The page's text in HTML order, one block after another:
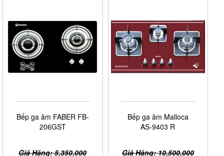
Bếp ga âm FABER FB-
206GST
Giá Hãng: 5,350,000
Bếp ga âm Malloca
AS-9403 R
Giá Hãng: 10,500,000